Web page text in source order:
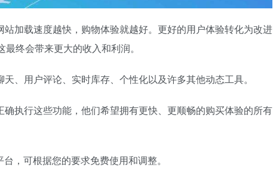
加载速度越快，购物体验就越好。更好的用户体验转化为改进
终会带来更大的收入和利润。
、用户评论、实时库存、个性化以及许多其他动态工具。
执行这些功能，他们希望拥有更快、更顺畅的购买体验的所有
，可根据您的要求免费使用和调整。